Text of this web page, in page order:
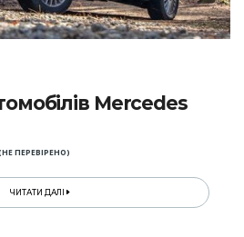
Mercedes
ПЕРЕВІРЕНО)
ЧИТАТИ ДАЛІ